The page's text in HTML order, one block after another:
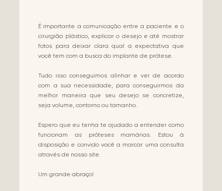
É importante a comunicação entre a paciente e o
cirurgião plástico, explicar o desejo e até mostrar
fotos para deixar clara qual a expectativa que
você tem com a busca do implante de prótese.
Tudo isso conseguimos alinhar e ver de acordo
com a sua necessidade, para conseguirmos da
melhor maneira que seu desejo se concretize,
seja volume, contorno ou tamanho.
Espero que eu tenha te ajudado a entender como
funcionam as próteses mamárias. Estou à
disposição e convido você a marcar uma consulta
através de nosso site.
Um grande abraço!